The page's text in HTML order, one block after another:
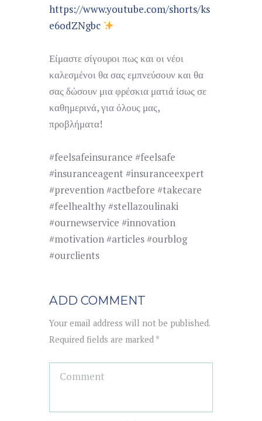
https://www.youtube.com/shorts/ks
e6odZNgbc
Είμαστε σίγουροι πως και οι νέοι
καλεσμένοι θα σας εμπνεύσουν και θα
σας δώσουν μια φρέσκια ματιά ίσως σε
καθημερινά, για όλους μας,
προβλήματα!
#feelsafeinsurance #feelsafe
#insuranceagent #insuranceexpert
#prevention #actbefore #takecare
#feelhealthy #stellazoulinaki
#ournewservice #innovation
#motivation #articles #ourblog
#ourclients
ADD COMMENT
Your email address will not be published.
Required fields are marked *